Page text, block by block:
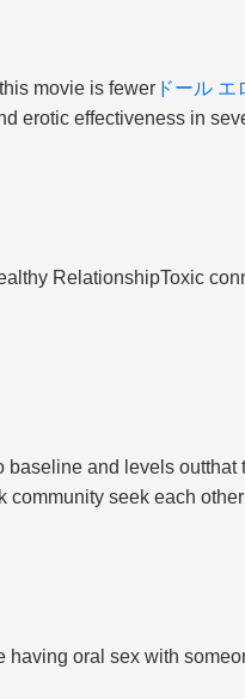
movie is fewer ドール エ
erotic effectiveness in
RelationshipToxic
baseline and levels
community seek each
having oral sex with